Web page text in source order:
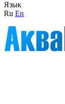
Язык
Ru En